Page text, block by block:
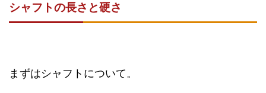
シャフトの長さと硬さ
まずはシャフトについて。